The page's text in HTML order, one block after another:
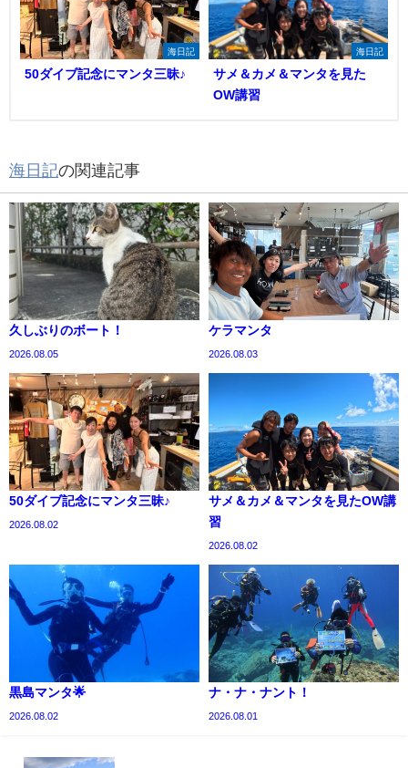
海日記
50ダイブ記念にマンタ三昧♪
海日記
サメ＆カメ＆マンタを見た
OW講習
海日記の関連記事
久しぶりのボート！
2026.08.05
ケラマンタ
2026.08.03
50ダイブ記念にマンタ三昧♪
2026.08.02
サメ＆カメ＆マンタを見たOW講
習
2026.08.02
黒島マンタ🌟
2026.08.02
ナ・ナ・ナント！
2026.08.01